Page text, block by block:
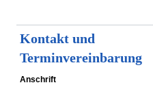
Kontakt und
Terminvereinbarung
Anschrift